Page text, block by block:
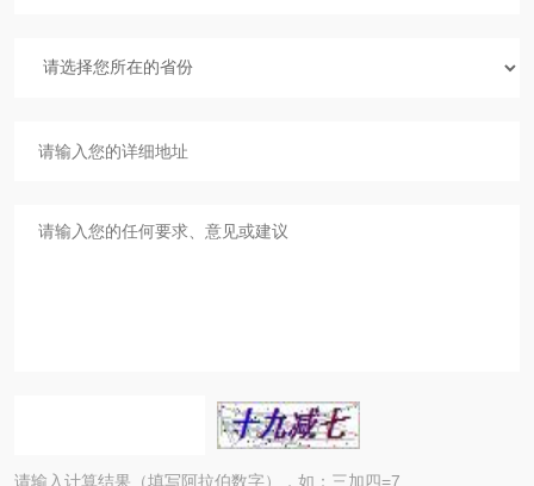
请输入计算结果（填写阿拉伯数字），如：三加四=7